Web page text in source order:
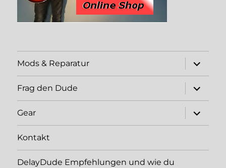
Mods & Reparatur
expand
child
menu
Frag den Dude
expand
child
menu
Gear
expand
child
menu
Kontakt
DelayDude Empfehlungen und wie du